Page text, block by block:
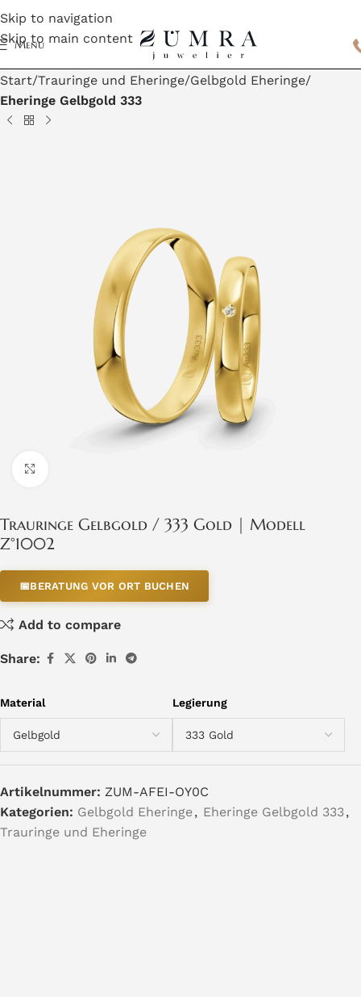
Skip to navigation
Skip to main content
Menu
Start Trauringe und Eheringe Gelbgold Eheringe
Eheringe Gelbgold 333
Trauringe Gelbgold / 333 Gold | Modell
Z°1002
📅BERATUNG VOR ORT BUCHEN
Add to compare
Share:
Material Legierung
Artikelnummer: ZUM-AFEI-OY0C
Kategorien: Gelbgold Eheringe, Eheringe Gelbgold 333,
Trauringe und Eheringe